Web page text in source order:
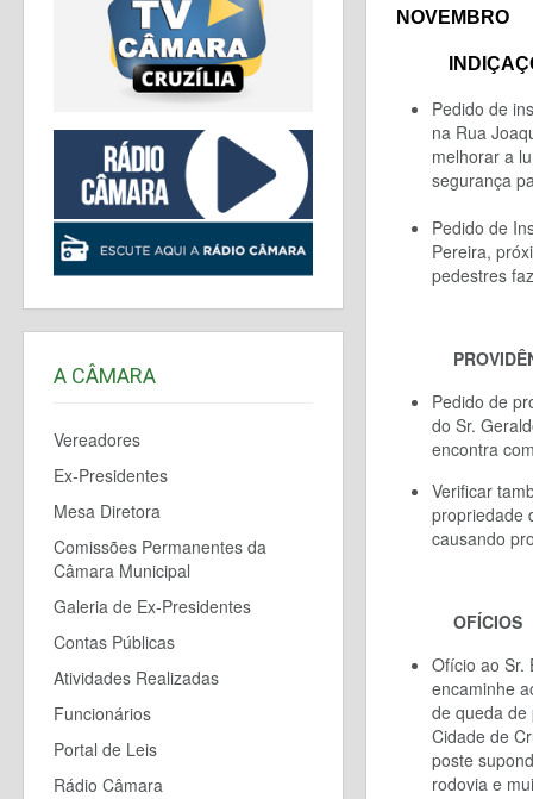
NOVEMBRO
Pedido de
na Rua
melhorar a
segurança
Pedido de
Pereira,
pedestres
Pedido de
do Sr.
encontra
Verificar
propriedade
causando
OFÍCIOS
Ofício ao Sr.
encaminhe
de queda de
Cidade de
poste
rodovia e
A CÂMARA
Vereadores
Ex-Presidentes
Mesa Diretora
Comissões Permanentes da
Câmara Municipal
Galeria de Ex-Presidentes
Contas Públicas
Atividades Realizadas
Funcionários
Portal de Leis
Rádio Câmara